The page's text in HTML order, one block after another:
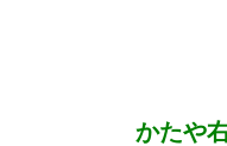
かたや